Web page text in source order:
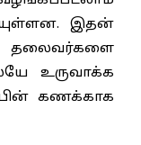
இதன்
உருவாக்க
கணக்காக